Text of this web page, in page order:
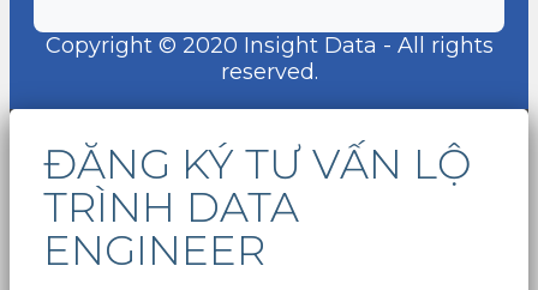
Copyright © 2020 Insight Data - All rights
reserved.
ĐĂNG KÝ TƯ VẤN LỘ
TRÌNH DATA
ENGINEER